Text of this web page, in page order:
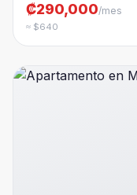
₡290,000/mes
≈ $640